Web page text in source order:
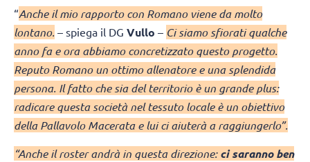
“Anche il mio rapporto con Romano viene da molto
lontano. – spiega il DG Vullo – Ci siamo sfiorati qualche
anno fa e ora abbiamo concretizzato questo progetto.
Reputo Romano un ottimo allenatore e una splendida
persona. Il fatto che sia del territorio è un grande plus:
radicare questa società nel tessuto locale è un obiettivo
della Pallavolo Macerata e lui ci aiuterà a raggiungerlo”.
“Anche il roster andrà in questa direzione:ci saranno ben